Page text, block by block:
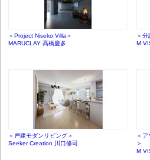
＜Project Niseko Villa＞
MARUCLAY 髙橋慶多
＜分
M
＜戸建モダンリビング＞
Seeker Creation 川口修司
＜
＞
M